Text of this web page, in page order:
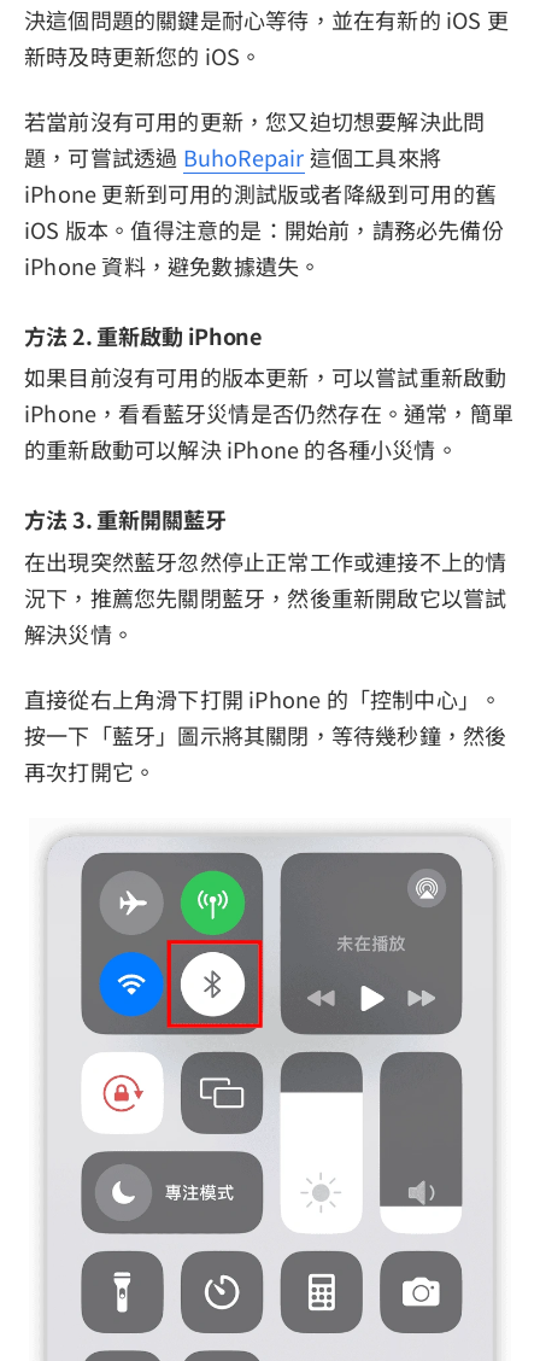
決這個問題的關鍵是耐心等待，並在有新的 iOS 更
新時及時更新您的 iOS。
若當前沒有可用的更新，您又迫切想要解決此問
題，可嘗試透過 BuhoRepair這個工具來將
iPhone 更新到可用的測試版或者降級到可用的舊
iOS 版本。值得注意的是：開始前，請務必先備份
iPhone 資料，避免數據遺失。
方法 2. 重新啟動 iPhone
如果目前沒有可用的版本更新，可以嘗試重新啟動
iPhone，看看藍牙災情是否仍然存在。通常，簡單
的重新啟動可以解決 iPhone 的各種小災情。
方法 3. 重新開關藍牙
在出現突然藍牙忽然停止正常工作或連接不上的情
況下，推薦您先關閉藍牙，然後重新開啟它以嘗試
解決災情。
直接從右上角滑下打開 iPhone 的「控制中心」。
按一下「藍牙」圖示將其關閉，等待幾秒鐘，然後
再次打開它。